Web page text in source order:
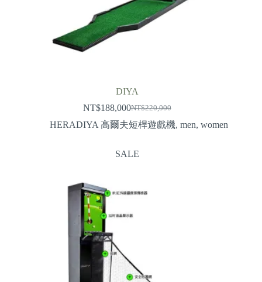
DIYA
NT$220,000
Original
price
NT$188,000Current
price
HERADIYA 高爾夫短桿遊戲機, men, women
SALE